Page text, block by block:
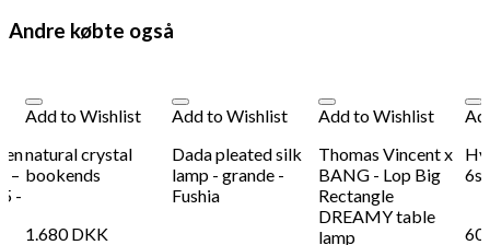
Andre købte også
–
-
Add to Wishlist
natural crystal
bookends
1.680DKK
Add to Wishlist
Dada pleated silk
lamp - grande -
Fushia
Add to Wishlist
Thomas Vincent x
BANG - Lop Big
Rectangle
DREAMY table
lamp